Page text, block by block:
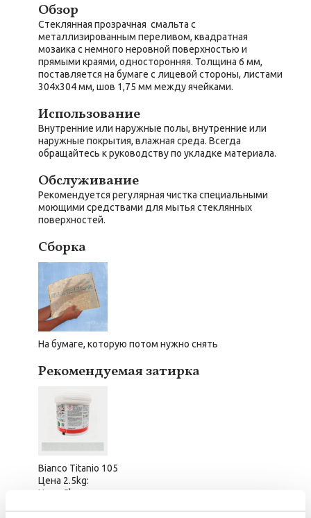
Обзор
Стеклянная прозрачная смальта с
металлизированным переливом, квадратная
мозаика с немного неровной поверхностью и
прямыми краями, односторонняя. Толщина 6 мм,
поставляется на бумаге с лицевой стороны, листами
304x304 мм, шов 1,75 мм между ячейками.
Использование
Внутренние или наружные полы, внутренние или
наружные покрытия, влажная среда. Всегда
обращайтесь к руководству по укладке материала.
Обслуживание
Рекомендуется регулярная чистка специальными
моющими средствами для мытья стеклянных
поверхностей.
Сборка
На бумаге, которую потом нужно снять
Рекомендуемая затирка
Bianco Titanio 105
Цена 2.5kg:
Цена 5kg: